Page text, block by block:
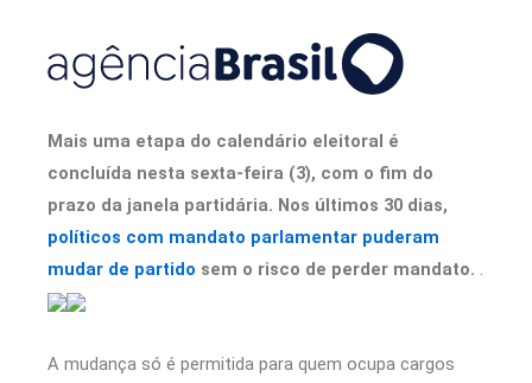
Mais uma etapa do calendário eleitoral é
concluída nesta sexta-feira (3), com o fim do
prazo da janela partidária. Nos últimos 30 dias,
políticos com mandato parlamentar puderam
mudar de partido sem o risco de perder mandato. .
A mudança só é permitida para quem ocupa cargos